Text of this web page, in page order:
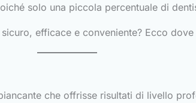
solo una piccola percentuale di
efficace e conveniente? Ecco dove
che offrisse risultati di livello